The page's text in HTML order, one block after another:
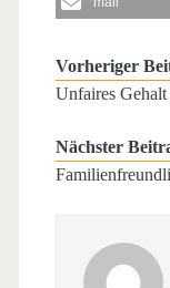
Vorheriger
Unfaires
Nächster